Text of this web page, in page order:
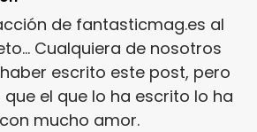
de fantasticmag.es al
Cualquiera de nosotros
escrito este post, pero
que el que lo ha escrito lo ha
mucho amor.